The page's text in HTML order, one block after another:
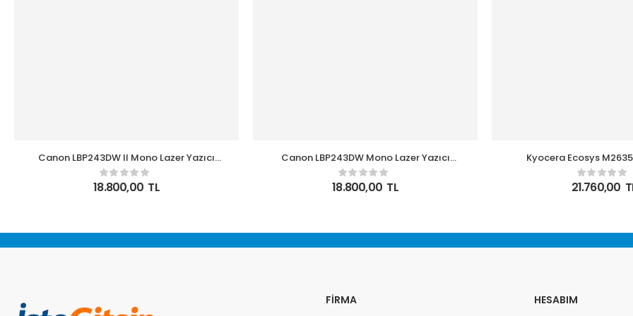
Canon LBP243DW II Mono Lazer Yazıcı
Dubleks WI-FI
18.800,00 TL
Canon LBP243DW Mono Lazer Yazıcı
Dubleks WI-FI
18.800,00 TL
Kyocera Ecosys
Tarayıcı-Fotokopi Mono
21.760,00
FIRMA HESABIM